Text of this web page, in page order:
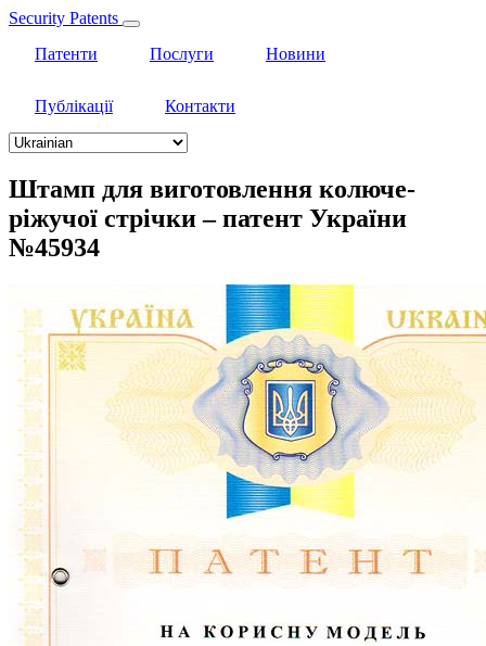
Security Patents
Патенти
Послуги Новини
Публікації
Контакти
Select
language
Штамп для виготовлення колюче-
ріжучої стрічки – патент України
№45934